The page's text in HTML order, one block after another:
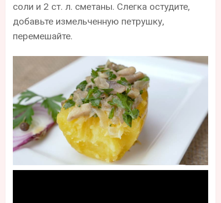
соли и 2 ст. л. сметаны. Слегка остудите,
добавьте измельченную петрушку,
перемешайте.